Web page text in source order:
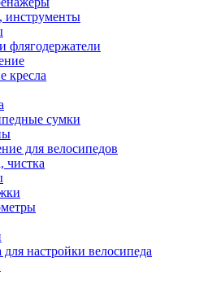
инструменты
флягодержатели
кресла
сумки
для велосипедов
чистка
настройки велосипеда